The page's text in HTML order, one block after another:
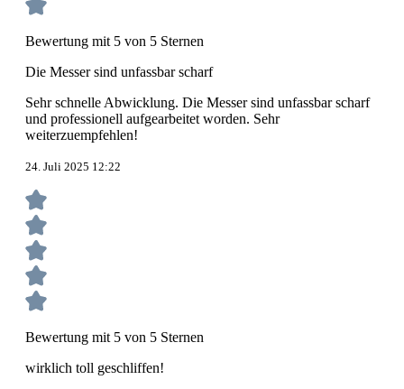
Bewertung mit 5 von 5 Sternen
Die Messer sind unfassbar scharf
Sehr schnelle Abwicklung. Die Messer sind unfassbar scharf
und professionell aufgearbeitet worden. Sehr
weiterzuempfehlen!
24. Juli 2025 12:22
Bewertung mit 5 von 5 Sternen
wirklich toll geschliffen!